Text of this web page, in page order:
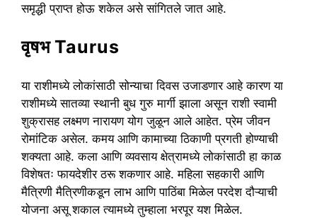
समृद्धी प्राप्त होऊ शकेल असे सांगितले जात आहे.
वृषभ Taurus
या राशीमध्ये लोकांसाठी सोन्याचा दिवस उजाडणार आहे कारण या
राशीमध्ये सातव्या स्थानी बुध गुरु मार्गी झाला असून राशी स्वामी
शुक्रासह लक्ष्मण नारायण योग जुळून आले आहेत. प्रेम जीवन
रोमांटिक असेल. कमय आणि कामाच्या ठिकाणी प्रगती होण्याची
शक्यता आहे. कला आणि व्यवसाय क्षेत्रामध्ये लोकांसाठी हा काळ
विशेषतः फायदेशीर ठरू शकणार आहे. महिला सहकारी आणि
मैत्रिणी मैत्रिणीकडून लाभ आणि पाठिंबा मिळेल परदेश दौऱ्याची
योजना असू शकाल त्यामध्ये तुम्हाला भरपूर यश मिळेल.